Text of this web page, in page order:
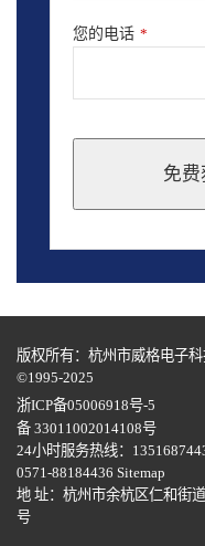
您的电话 *
免
should
blank
版权所有：杭州市威格电子科
©1995-2025
浙ICP备05006918号-5
备 33011002014108号
24小时服务热线：
0571-88184436 Sitemap
地 址：杭州市余杭区仁和街
号